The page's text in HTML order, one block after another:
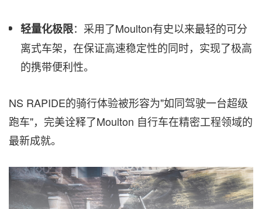
轻量化极限：采用了Moulton有史以来最轻的可分
离式车架，在保证高速稳定性的同时，实现了极高
的携带便利性。
NS RAPIDE的骑行体验被形容为"如同驾驶一台超级
跑车"，完美诠释了Moulton 自行车在精密工程领域的
最新成就。